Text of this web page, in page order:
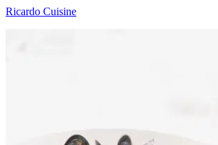
Ricardo Cuisine